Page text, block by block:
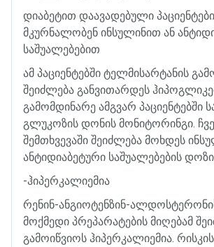
დიაბეტით დაავადებული პაციენტები
მკურნალობენ ინსულინით ან
საშუალებებით
ამ პაციენტებში ტელმისარტანის
შეიძლება განვითარდეს
გამომდინარე ამგვარ პაციენტებში
გლუკოზის დონის მონიტორინგი.
შემთხვევაში შეიძლება მოხდეს
ანტიდიაბეტური საშუალებების
-ჰიპერკალიემია
რენინ-ანგიოტენზინ-
მოქმედი პრეპარატების მიღებამ
გამოიწვიოს ჰიპერკალიემია. რისკის